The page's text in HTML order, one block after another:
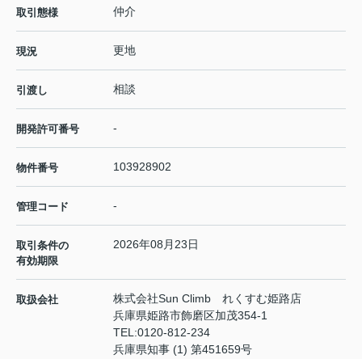
取引態様 仲介
現況 更地
引渡し 相談
開発許可番号 -
物件番号 103928902
管理コード -
取引条件の
有効期限
2026年08月23日
取扱会社
株式会社Sun Climb れくすむ姫路店
兵庫県姫路市飾磨区加茂354-1
TEL:0120-812-234
兵庫県知事 (1) 第451659号